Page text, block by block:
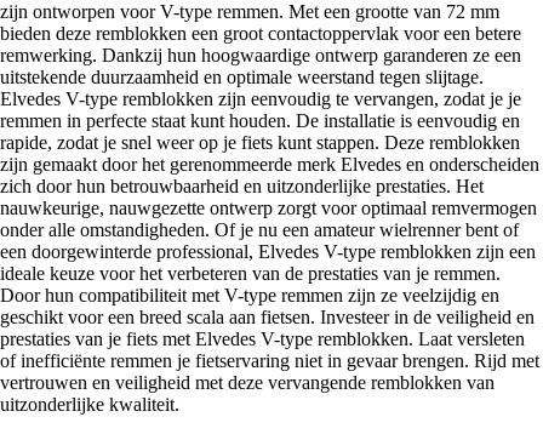
zijn ontworpen voor V-type remmen. Met een grootte van 72 mm
bieden deze remblokken een groot contactoppervlak voor een betere
remwerking. Dankzij hun hoogwaardige ontwerp garanderen ze een
uitstekende duurzaamheid en optimale weerstand tegen slijtage.
Elvedes V-type remblokken zijn eenvoudig te vervangen, zodat je je
remmen in perfecte staat kunt houden. De installatie is eenvoudig en
rapide, zodat je snel weer op je fiets kunt stappen. Deze remblokken
zijn gemaakt door het gerenommeerde merk Elvedes en onderscheiden
zich door hun betrouwbaarheid en uitzonderlijke prestaties. Het
nauwkeurige, nauwgezette ontwerp zorgt voor optimaal remvermogen
onder alle omstandigheden. Of je nu een amateur wielrenner bent of
een doorgewinterde professional, Elvedes V-type remblokken zijn een
ideale keuze voor het verbeteren van de prestaties van je remmen.
Door hun compatibiliteit met V-type remmen zijn ze veelzijdig en
geschikt voor een breed scala aan fietsen. Investeer in de veiligheid en
prestaties van je fiets met Elvedes V-type remblokken. Laat versleten
of inefficiënte remmen je fietservaring niet in gevaar brengen. Rijd met
vertrouwen en veiligheid met deze vervangende remblokken van
uitzonderlijke kwaliteit.